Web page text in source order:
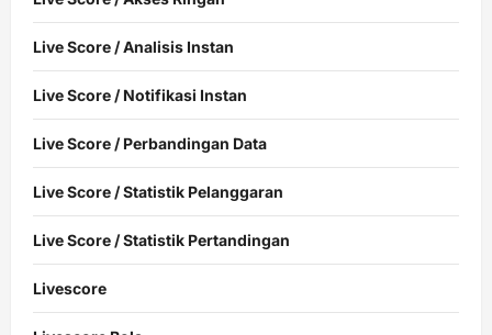
Live Score / Analisis Instan
Live Score / Notifikasi Instan
Live Score / Perbandingan Data
Live Score / Statistik Pelanggaran
Live Score / Statistik Pertandingan
Livescore